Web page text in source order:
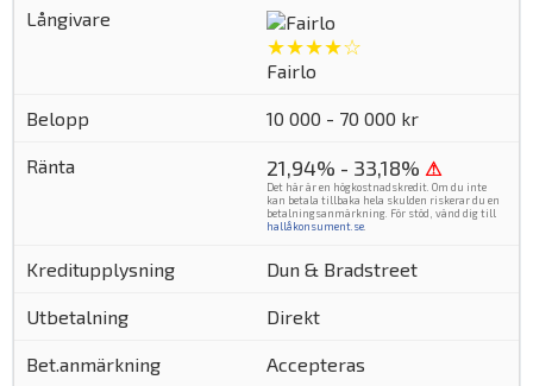
★★★★☆
Fairlo
10 000 - 70 000 kr
21,94% - 33,18% ⚠
Det här är en högkostnadskredit. Om du inte
kan betala tillbaka hela skulden riskerar du en
betalningsanmärkning. För stöd, vänd dig till
hallåkonsument.se
Dun & Bradstreet
Direkt
Accepteras